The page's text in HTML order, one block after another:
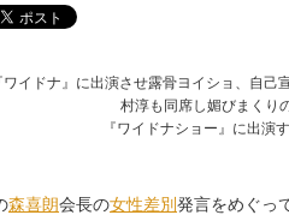
『ワイドナショー』に出演
森喜朗会長の女性差別発言をめぐっ